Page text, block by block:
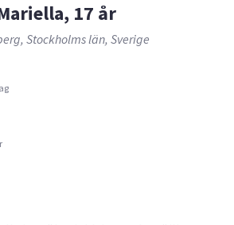
17 år
Stockholms län, Sverige